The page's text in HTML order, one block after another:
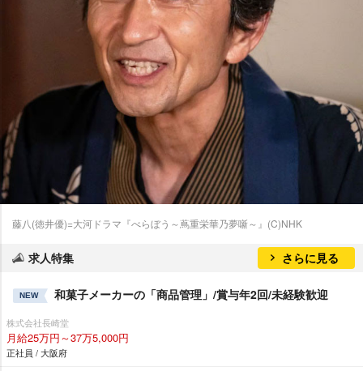
藤八(徳井優)=大河ドラマ『べらぼう～蔦重栄華乃夢噺～』(C)NHK
求人特集 さらに見る
NEW 和菓子メーカーの「商品管理」/賞与年2回/未経験歓迎
株式会社長崎堂
月給25万円～37万5,000円
正社員 / 大阪府